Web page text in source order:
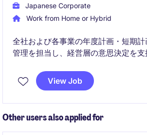
Japanese Corporate
Work from Home or Hybrid
全社および各事業の年度計画・短期
管理を担当し、経営層の意思決定を支
計画達成に向けた改善活動や重点施策
していただきます。
View Job
Other users also applied for